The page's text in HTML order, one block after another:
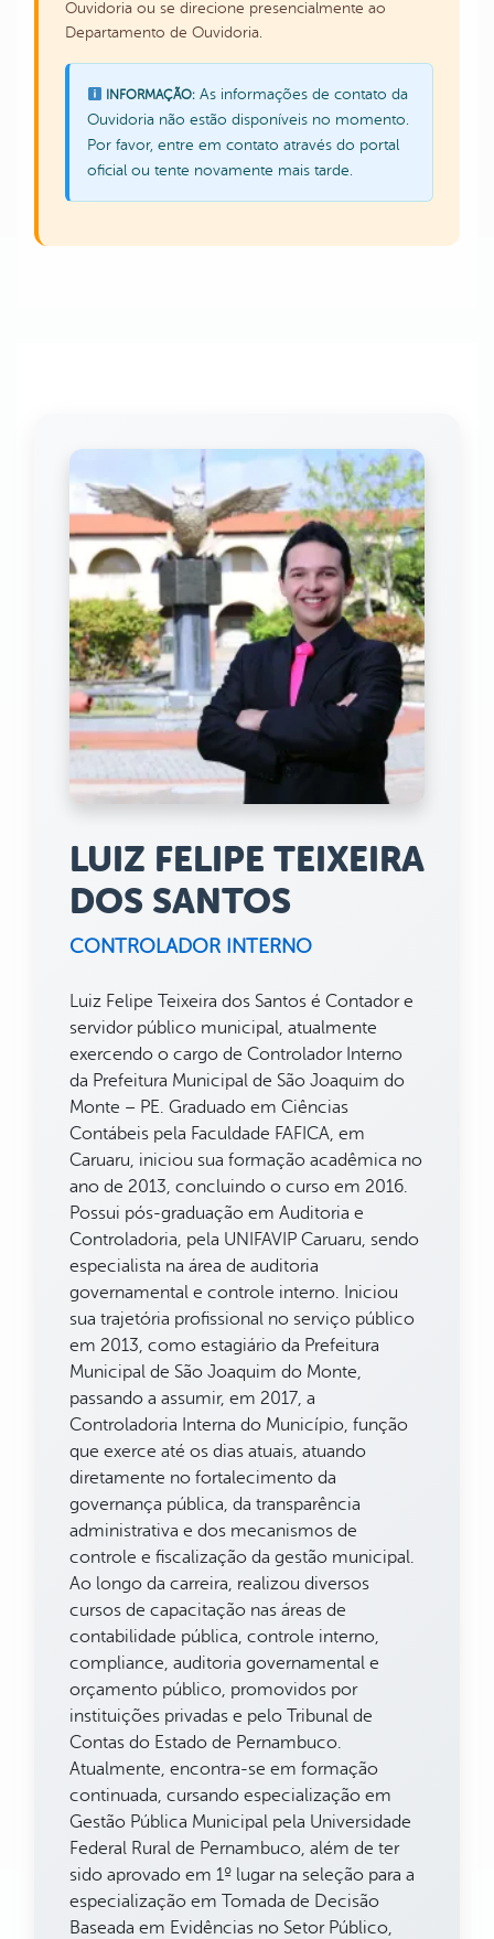
Ouvidoria ou se direcione presencialmente ao
Departamento de Ouvidoria.
INFORMAÇÃO:As informações de contato da
Ouvidoria não estão disponíveis no momento.
Por favor, entre em contato através do portal
oficial ou tente novamente mais tarde.
LUIZ FELIPE TEIXEIRA
DOS SANTOS
CONTROLADOR INTERNO
Luiz Felipe Teixeira dos Santos é Contador e
servidor público municipal, atualmente
exercendo o cargo de Controlador Interno
da Prefeitura Municipal de São Joaquim do
Monte – PE. Graduado em Ciências
Contábeis pela Faculdade FAFICA, em
Caruaru, iniciou sua formação acadêmica no
ano de 2013, concluindo o curso em 2016.
Possui pós-graduação em Auditoria e
Controladoria, pela UNIFAVIP Caruaru, sendo
especialista na área de auditoria
governamental e controle interno. Iniciou
sua trajetória profissional no serviço público
em 2013, como estagiário da Prefeitura
Municipal de São Joaquim do Monte,
passando a assumir, em 2017, a
Controladoria Interna do Município, função
que exerce até os dias atuais, atuando
diretamente no fortalecimento da
governança pública, da transparência
administrativa e dos mecanismos de
controle e fiscalização da gestão municipal.
Ao longo da carreira, realizou diversos
cursos de capacitação nas áreas de
contabilidade pública, controle interno,
compliance, auditoria governamental e
orçamento público, promovidos por
instituições privadas e pelo Tribunal de
Contas do Estado de Pernambuco.
Atualmente, encontra-se em formação
continuada, cursando especialização em
Gestão Pública Municipal pela Universidade
Federal Rural de Pernambuco, além de ter
sido aprovado em 1º lugar na seleção para a
especialização em Tomada de Decisão
Baseada em Evidências no Setor Público,